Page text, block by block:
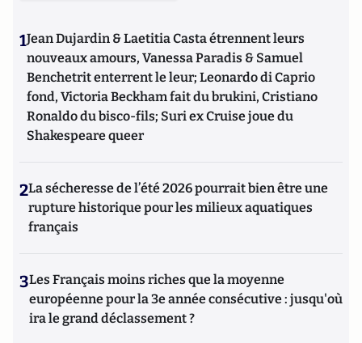
1Jean Dujardin & Laetitia Casta étrennent leurs
nouveaux amours, Vanessa Paradis & Samuel
Benchetrit enterrent le leur; Leonardo di Caprio
fond, Victoria Beckham fait du brukini, Cristiano
Ronaldo du bisco-fils; Suri ex Cruise joue du
Shakespeare queer
2La sécheresse de l’été 2026 pourrait bien être une
rupture historique pour les milieux aquatiques
français
3Les Français moins riches que la moyenne
européenne pour la 3e année consécutive : jusqu'où
ira le grand déclassement ?